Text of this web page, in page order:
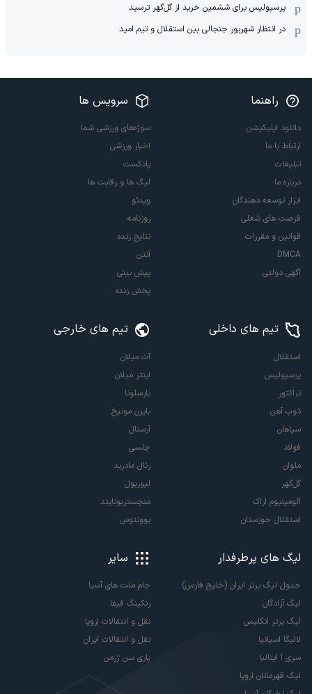
پرسپولیس برای ششمین خرید از گل‌گهر ترسید
در انتظار شهریور جنجالی بین استقلال و تیم امید
راهنما
دانلود اپلیکیشن
ارتباط با ما
تبلیغات
درباره ما
ابزار توسعه دهندگان
فرصت های شغلی
قوانین و مقررات
DMCA
آگهی دولتی
سرویس ها
سوژه‌های ورزشی شما
اخبار ورزشی
پادکست
لیگ ها و رقابت ها
ویدئو
روزنامه
نتایج زنده
آنتن
پیش بینی
پخش زنده
تیم های داخلی
استقلال
پرسپولیس
تراکتور
ذوب آهن
سپاهان
فولاد
ملوان
گل‌گهر
آلومینیوم اراک
استقلال خوزستان
تیم های خارجی
آث میلان
اینتر میلان
بارسلونا
بایرن مونیخ
آرسنال
چلسی
رئال مادرید
لیورپول
منچستریونایتد
یوونتوس
لیگ های پرطرفدار
جدول لیگ برتر ایران (خلیج فارس)
لیگ آزادگان
لیگ برتر انگلیس
لالیگا اسپانیا
سری آ ایتالیا
لیگ قهرمانان اروپا
سایر
جام ملت های آسیا
رنکینگ فیفا
نقل و انتقالات اروپا
نقل و انتقالات ایران
پاری سن ژرمن